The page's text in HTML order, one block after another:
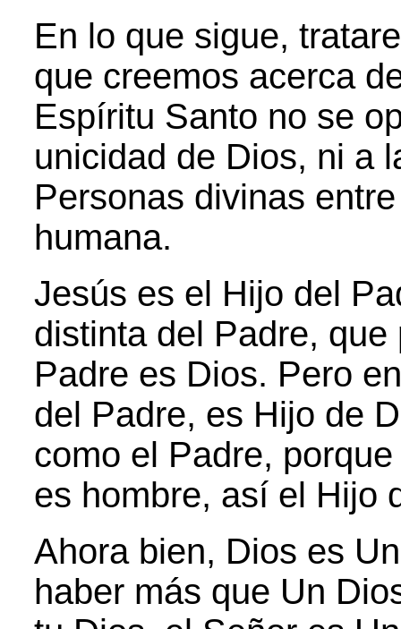
En lo que sigue,
que creemos acerca
Espíritu Santo no se
unicidad de Dios, ni a
Personas divinas
humana.
Jesús es el Hijo del
distinta del Padre,
Padre es Dios. Pero
del Padre, es Hijo de
como el Padre,
es hombre, así el Hijo
Ahora bien, Dios es
haber más que Un